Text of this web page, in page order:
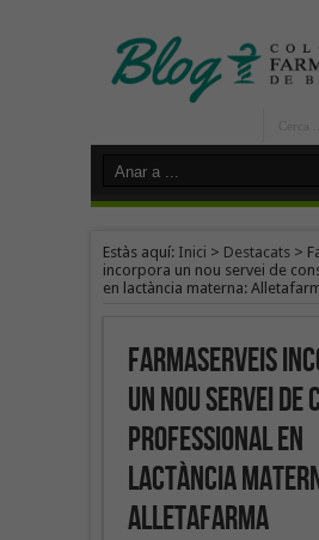
Estàs aquí: Inici > Destacats>
incorpora un nou servei de
en lactància materna:
Farmaserveis
un nou servei
professional en
lactància
Alletafarma